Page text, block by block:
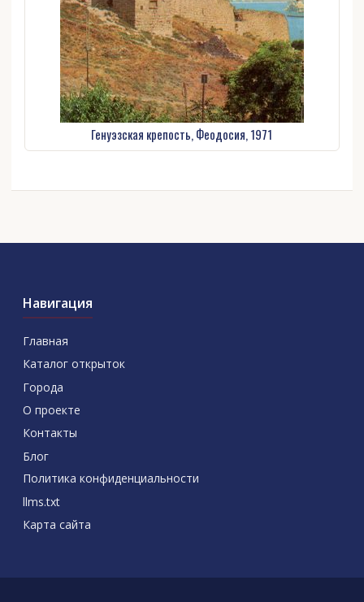
Генуэзская крепость, Феодосия, 1971
Навигация
Главная
Каталог открыток
Города
О проекте
Контакты
Блог
Политика конфиденциальности
llms.txt
Карта сайта